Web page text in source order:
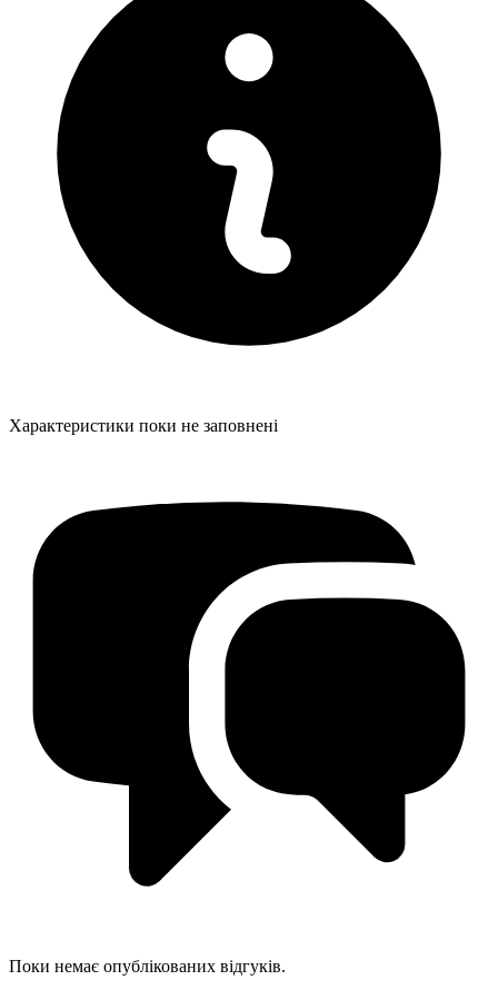
Характеристики поки не заповнені
Поки немає опублікованих відгуків.